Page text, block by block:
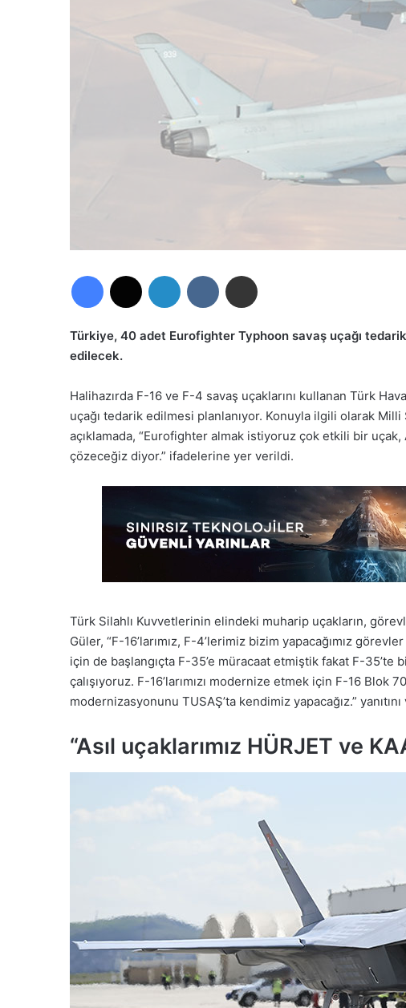
Türkiye, 40 adet Eurofighter Typhoon savaş uçağı
edilecek.
Halihazırda F-16 ve F-4 savaş uçaklarını kullanan Türk
uçağı tedarik edilmesi planlanıyor. Konuyla ilgili olarak Milli
açıklamada, “Eurofighter almak istiyoruz çok etkili bir
çözeceğiz diyor.” ifadelerine yer verildi.
Türk Silahlı Kuvvetlerinin elindeki muharip uçakların,
Güler, “F-16’larımız, F-4’lerimiz bizim yapacağımız
için de başlangıçta F-35’e müracaat etmiştik fakat F-35’te
çalışıyoruz. F-16’larımızı modernize etmek için F-16 Blok
modernizasyonunu TUSAŞ’ta kendimiz yapacağız.”
“Asıl uçaklarımız HÜRJET ve